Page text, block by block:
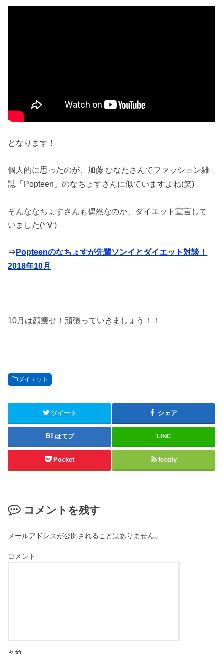
となります！
個人的に思ったのが、加藤 ひなたさんてファッション雑
誌「Popteen」のなちょすさんに似ていますよね(笑)
そんななちょすさんも偶然なのか、ダイエット宣言して
いました(*‘∀‘)
⇒Popteenのなちょすが先輩ソンイとダイエット対談！
2018年10月
10月は顔痩せ！頑張っていきましょう！！
ダイエット
ツイート シェア
はてブ LINE
Pocket feedly
コメントを残す
メールアドレスが公開されることはありません。
コメント